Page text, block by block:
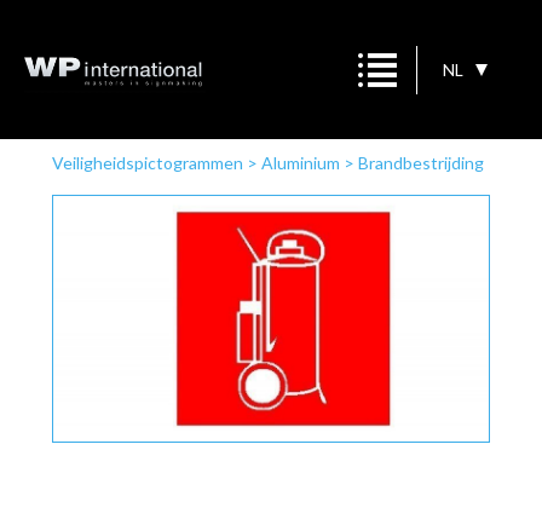
NL
Veiligheidspictogrammen > Aluminium > Brandbestrijding